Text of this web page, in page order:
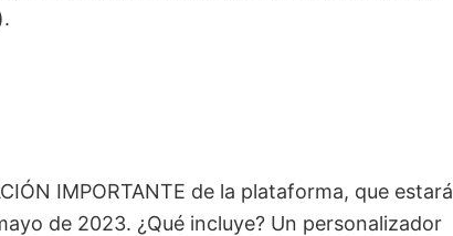
IMPORTANTE de la plataforma, que estará
de 2023. ¿Qué incluye? Un personalizador